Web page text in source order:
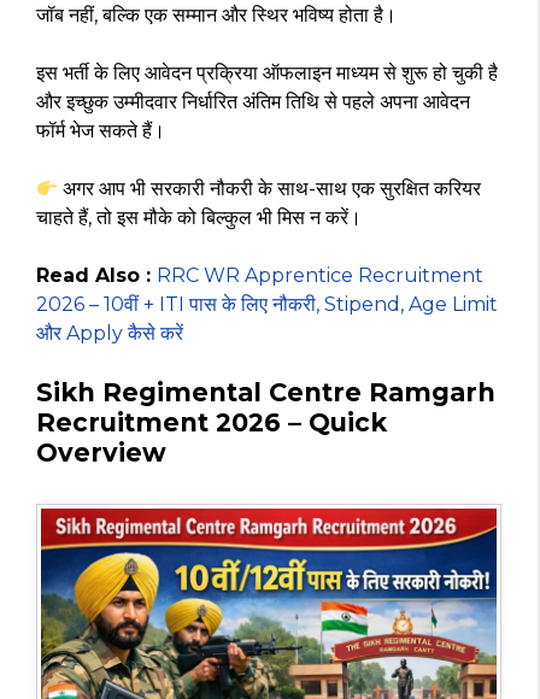
जॉब नहीं, बल्कि एक सम्मान और स्थिर भविष्य होता है।
इस भर्ती के लिए आवेदन प्रक्रिया ऑफलाइन माध्यम से शुरू हो चुकी है
और इच्छुक उम्मीदवार निर्धारित अंतिम तिथि से पहले अपना आवेदन
फॉर्म भेज सकते हैं।
अगर आप भी सरकारी नौकरी के साथ-साथ एक सुरक्षित करियर
चाहते हैं, तो इस मौके को बिल्कुल भी मिस न करें।
Read Also : RRC WR Apprentice Recruitment
2026 – 10वीं + ITI पास के लिए नौकरी, Stipend, Age Limit
और Apply कैसे करें
Sikh Regimental Centre Ramgarh
Recruitment 2026 – Quick
Overview